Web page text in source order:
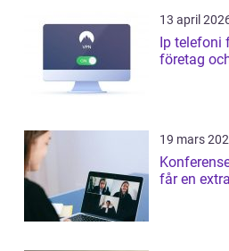
13 april
Ip telefoni framtidens samtal för
företag
19 mars
får en